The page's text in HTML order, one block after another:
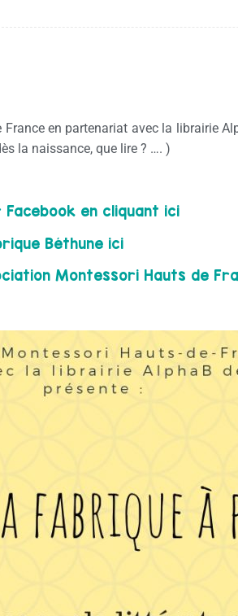
en partenariat avec la librairie
la naissance, que lire ? …. )
en cliquant ici
Béthune ici
Montessori Hauts de